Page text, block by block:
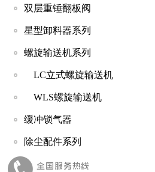
双层重锤翻板阀
星型卸料器系列
螺旋输送机系列
LC立式螺旋输送机
WLS螺旋输送机
缓冲锁气器
除尘配件系列